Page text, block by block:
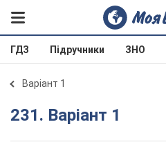
ГДЗ Підручники ЗНО
Варіант 1
231. Варіант 1